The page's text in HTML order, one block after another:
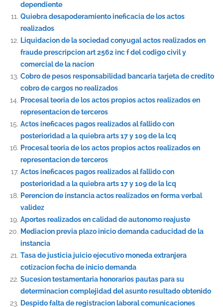
dependiente
Quiebra desapoderamiento ineficacia de los actos
realizados
Liquidacion de la sociedad conyugal actos realizados en
fraude prescripcion art 2562 inc f del codigo civil y
comercial de la nacion
Cobro de pesos responsabilidad bancaria tarjeta de credito
cobro de cargos no realizados
Procesal teoria de los actos propios actos realizados en
representacion de terceros
Actos ineficaces pagos realizados al fallido con
posterioridad a la quiebra arts 17 y 109 de la lcq
Procesal teoria de los actos propios actos realizados en
representacion de terceros
Actos ineficaces pagos realizados al fallido con
posterioridad a la quiebra arts 17 y 109 de la lcq
Perencion de instancia actos realizados en forma verbal
validez
Aportes realizados en calidad de autonomo reajuste
Mediacion previa plazo inicio demanda caducidad de la
instancia
Tasa de justicia juicio ejecutivo moneda extranjera
cotizacion fecha de inicio demanda
Sucesion testamentaria honorarios pautas para su
determinacion complejidad del asunto resultado obtenido
Despido falta de registracion laboral comunicaciones